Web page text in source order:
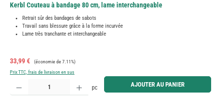
Kerbl Couteau à bandage 80 cm, lame interchangeable
Retrait sûr des bandages de sabots
Travail sans blessure grâce à la forme incurvée
Lame très tranchante et interchangeable
Prix de vente :
33,99 € Prix régulier :
(économie de 7.11%)
Prix TTC, frais de livraison en sus
Quantité de produit : Entrez la quantité souhaitée ou utilisez les boutons pour augmenter ou
pc AJOUTER AU PANIER